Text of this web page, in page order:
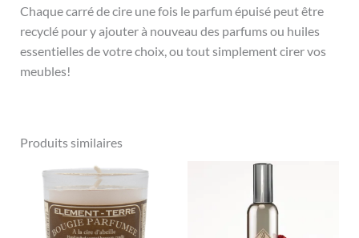
Chaque carré de cire une fois le parfum épuisé peut être
recyclé pour y ajouter à nouveau des parfums ou huiles
essentielles de votre choix, ou tout simplement cirer vos
meubles!
Produits similaires